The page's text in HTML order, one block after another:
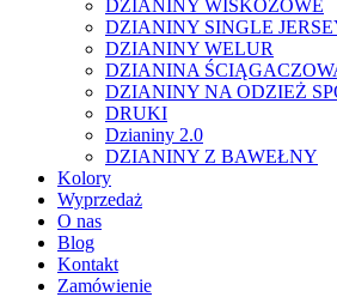
DZIANINY WISKOZOWE
DZIANINY SINGLE
DZIANINY WELUR
DZIANINA
DZIANINY NA ODZIEŻ
DRUKI
Dzianiny 2.0
DZIANINY Z BAWEŁNY
Kolory
Wyprzedaż
O nas
Blog
Kontakt
Zamówienie